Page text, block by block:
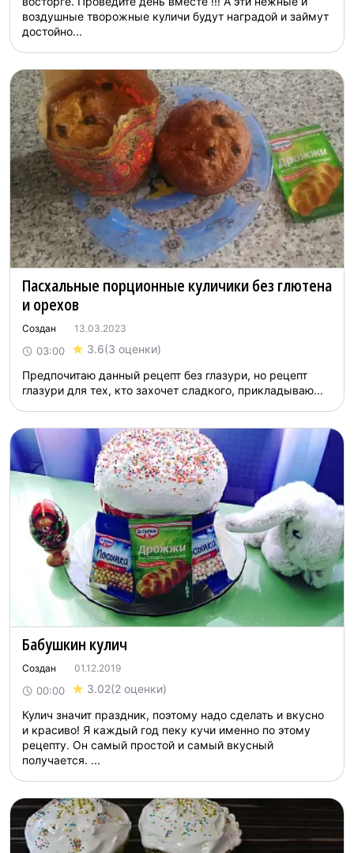
воздушные творожные куличи будут наградой и займут
достойно...
Пасхальные порционные куличики без глютена
и орехов
Создан 13.03.2023
03:00 3.6(3 оценки)
Предпочитаю данный рецепт без глазури, но рецепт
глазури для тех, кто захочет сладкого, прикладываю...
Бабушкин кулич
Создан 01.12.2019
00:00 3.02(2 оценки)
Кулич значит праздник, поэтому надо сделать и вкусно
и красиво! Я каждый год пеку кучи именно по этому
рецепту. Он самый простой и самый вкусный
получается. ...